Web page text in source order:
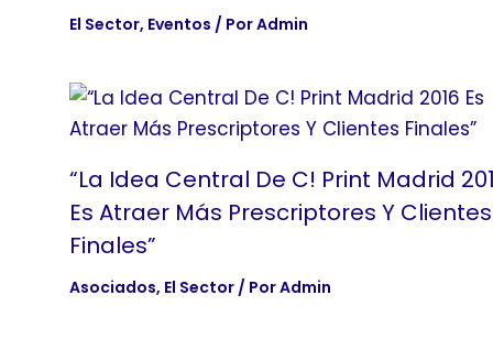
El Sector, Eventos / PorAdmin
“La Idea Central De C! Print Madrid
Es Atraer Más Prescriptores Y Clientes
Finales”
Asociados, El Sector/ PorAdmin